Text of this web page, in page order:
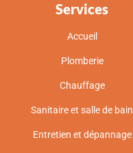
Services
Accueil
Plomberie
Chauffage
Sanitaire et salle de bain
Entretien et dépannage